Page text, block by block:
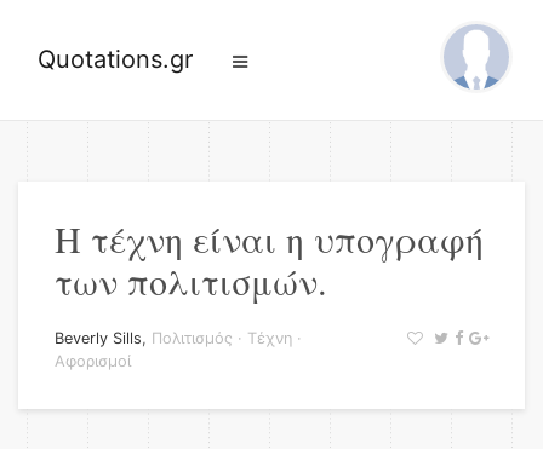
Quotations.gr
Η τέχνη είναι η υπογραφή
των πολιτισμών.
Beverly Sills, Πολιτισμός · Τέχνη ·
Αφορισμοί